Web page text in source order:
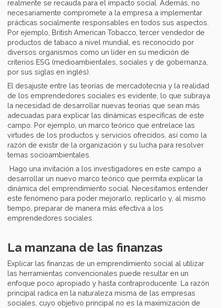
realmente se recauda para el impacto social. Además, no
necesariamente compromete a la empresa a implementar
prácticas socialmente responsables en todos sus aspectos.
Por ejemplo, British American Tobacco, tercer vendedor de
productos de tabaco a nivel mundial, es reconocido por
diversos organismos como un líder en su medición de
criterios ESG (medioambientales, sociales y de gobernanza,
por sus siglas en inglés).
El desajuste entre las teorías de mercadotecnia y la realidad
de los emprendedores sociales es evidente, lo que subraya
la necesidad de desarrollar nuevas teorías que sean más
adecuadas para explicar las dinámicas específicas de este
campo. Por ejemplo, un marco teórico que entrelace las
virtudes de los productos y servicios ofrecidos, así como la
razón de existir de la organización y su lucha para resolver
temas socioambientales.
Hago una invitación a los investigadores en este campo a
desarrollar un nuevo marco teórico que permita explicar la
dinámica del emprendimiento social. Necesitamos entender
este fenómeno para poder mejorarlo, replicarlo y, al mismo
tiempo, preparar de manera más efectiva a los
emprendedores sociales.
La manzana de las finanzas
Explicar las finanzas de un emprendimiento social al utilizar
las herramientas convencionales puede resultar en un
enfoque poco apropiado y hasta contraproducente. La razón
principal radica en la naturaleza misma de las empresas
sociales, cuyo objetivo principal no es la maximización de